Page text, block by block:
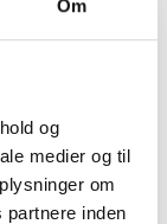
Om
og
medier og til
om
inden
труда